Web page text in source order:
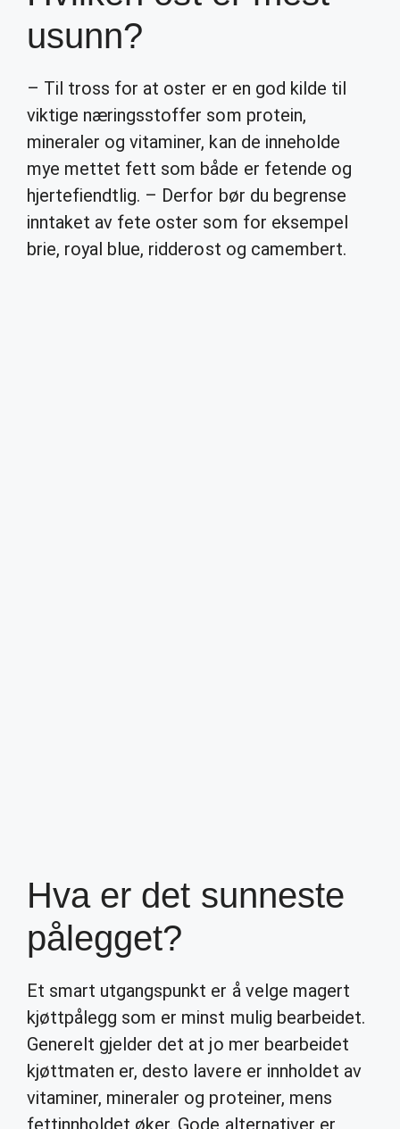
usunn?
– Til tross for at oster er en god kilde til
viktige næringsstoffer som protein,
mineraler og vitaminer, kan de inneholde
mye mettet fett som både er fetende og
hjertefiendtlig. – Derfor bør du begrense
inntaket av fete oster som for eksempel
brie, royal blue, ridderost og camembert.
Hva er det sunneste
pålegget?
Et smart utgangspunkt er å velge magert
kjøttpålegg som er minst mulig bearbeidet.
Generelt gjelder det at jo mer bearbeidet
kjøttmaten er, desto lavere er innholdet av
vitaminer, mineraler og proteiner, mens
fettinnholdet øker. Gode alternativer er